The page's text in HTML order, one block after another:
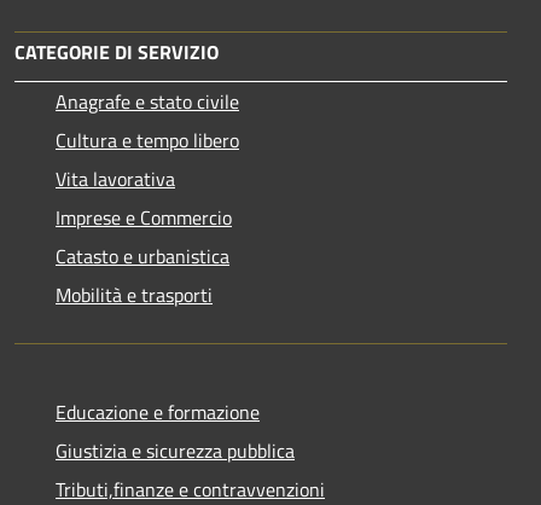
CATEGORIE DI SERVIZIO
Anagrafe e stato civile
Cultura e tempo libero
Vita lavorativa
Imprese e Commercio
Catasto e urbanistica
Mobilità e trasporti
Educazione e formazione
Giustizia e sicurezza pubblica
Tributi,finanze e contravvenzioni